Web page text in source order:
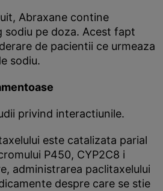
Abraxane contine
sodiu pe doza. Acest fapt
de pacientii ce urmeaza
sodiu.
privind interactiunile.
este catalizata parial
P450, CYP2C8 i
administrarea paclitaxelului
despre care se stie